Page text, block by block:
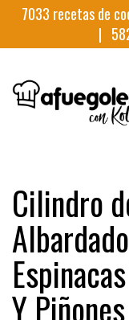
7033 recetas de
|
Cilindro
Y Piñones